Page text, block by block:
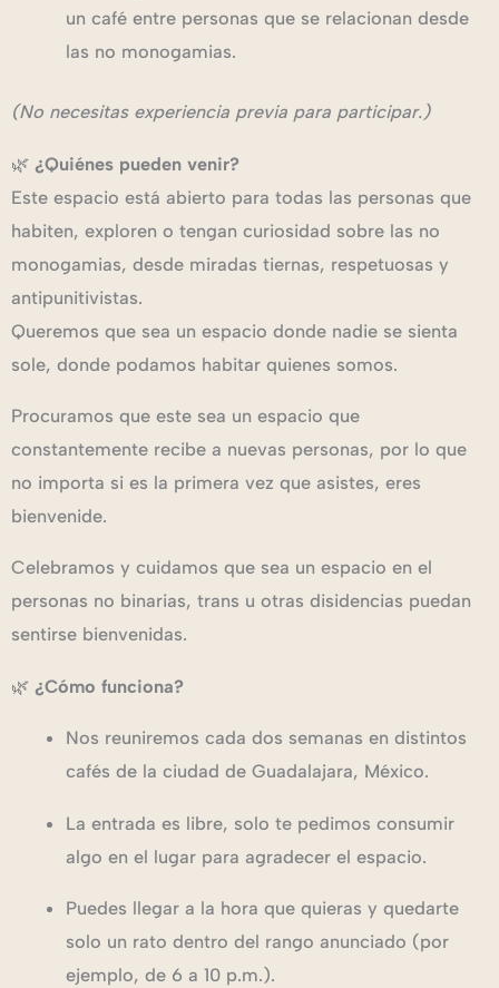
un café entre personas que se relacionan desde
las no monogamias.
(No necesitas experiencia previa para participar.)
🌿 ¿Quiénes pueden venir?
Este espacio está abierto para todas las personas que
habiten, exploren o tengan curiosidad sobre las no
monogamias, desde miradas tiernas, respetuosas y
antipunitivistas.
Queremos que sea un espacio donde nadie se sienta
sole, donde podamos habitar quienes somos.
Procuramos que este sea un espacio que
constantemente recibe a nuevas personas, por lo que
no importa si es la primera vez que asistes, eres
bienvenide.
Celebramos y cuidamos que sea un espacio en el
personas no binarias, trans u otras disidencias puedan
sentirse bienvenidas.
🌿 ¿Cómo funciona?
Nos reuniremos cada dos semanas en distintos
cafés de la ciudad de Guadalajara, México.
La entrada es libre, solo te pedimos consumir
algo en el lugar para agradecer el espacio.
Puedes llegar a la hora que quieras y quedarte
solo un rato dentro del rango anunciado (por
ejemplo, de 6 a 10 p.m.).